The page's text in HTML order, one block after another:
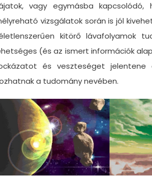
vagy egymásba
vizsgálatok során is jól
kitörő lávafolyamok
(és az ismert információk
és veszteséget jelentene
a tudomány nevében.